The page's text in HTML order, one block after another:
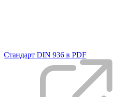
Стандарт DIN 936 в PDF